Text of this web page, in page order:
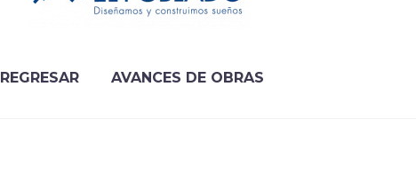
REGRESAR AVANCES DE OBRAS